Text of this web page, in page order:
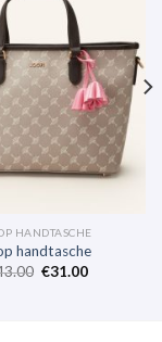
HANDTASCHE
handtasche
€31.00